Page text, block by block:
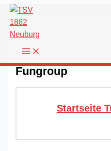
Zum
Inhalt
springen
Fungroup
Startseite